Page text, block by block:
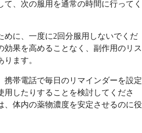
、次の服用を通常の時間に行ってく
めに、一度に2回分服用しないでくだ
効果を高めることなく、副作用のリス
ます。
携帯電話で毎日のリマインダーを設定
用したりすることを検討してくださ
、体内の薬物濃度を安定させるのに役